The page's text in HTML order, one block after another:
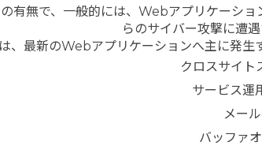
有無で、一般的には、Webアプリケーシ
らのサイバー攻撃に遭
、最新のWebアプリケーションへ主に発
クロスサイト
サービス運
メー
バッファ